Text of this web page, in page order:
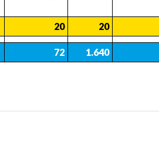
20 20
72
1.640